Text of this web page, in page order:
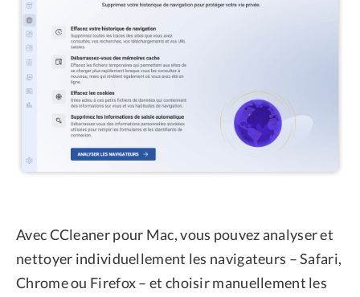
Avec CCleaner pour Mac, vous pouvez analyser et
nettoyer individuellement les navigateurs – Safari,
Chrome ou Firefox – et choisir manuellement les